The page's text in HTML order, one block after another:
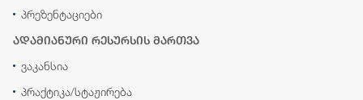
პრეზენტაციები
ადამიანური რესურსის მართვა
ვაკანსია
პრაქტიკა/სტაჟირება